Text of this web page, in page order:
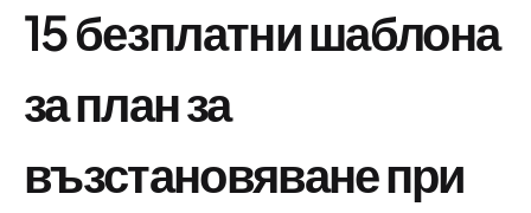
15 безплатни шаблона
за план за
възстановяване при